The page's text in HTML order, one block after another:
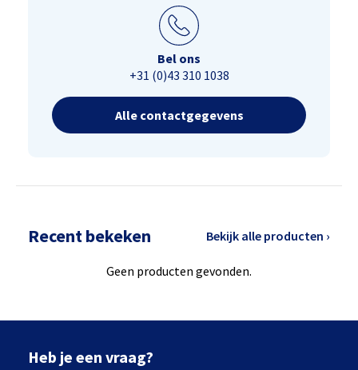
Bel ons
+31 (0)43 310 1038
Alle contactgegevens
Recent bekeken Bekijk alle producten ›
Geen producten gevonden.
Heb je een vraag?